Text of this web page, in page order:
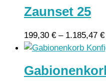
Zaunset 25
199,30 € – 1.185,47 €